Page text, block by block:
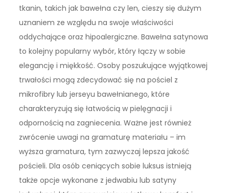
tkanin, takich jak bawełna czy len, cieszy się dużym
uznaniem ze względu na swoje właściwości
oddychające oraz hipoalergiczne. Bawełna satynowa
to kolejny popularny wybór, który łączy w sobie
elegancję i miękkość. Osoby poszukujące wyjątkowej
trwałości mogą zdecydować się na pościel z
mikrofibry lub jerseyu bawełnianego, które
charakteryzują się łatwością w pielęgnacji i
odpornością na zagniecenia. Ważne jest również
zwrócenie uwagi na gramaturę materiału – im
wyższa gramatura, tym zazwyczaj lepsza jakość
pościeli. Dla osób ceniących sobie luksus istnieją
także opcje wykonane z jedwabiu lub satyny